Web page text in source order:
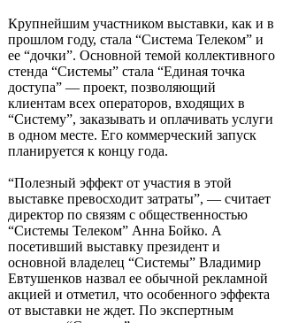
Крупнейшим участником выставки, как и в
прошлом году, стала “Система Телеком” и
ее “дочки”. Основной темой коллективного
стенда “Системы” стала “Единая точка
доступа” — проект, позволяющий
клиентам всех операторов, входящих в
“Систему”, заказывать и оплачивать услуги
в одном месте. Его коммерческий запуск
планируется к концу года.
“Полезный эффект от участия в этой
выставке превосходит затраты”, — считает
директор по связям с общественностью
“Системы Телеком” Анна Бойко. А
посетивший выставку президент и
основной владелец “Системы” Владимир
Евтушенков назвал ее обычной рекламной
акцией и отметил, что особенного эффекта
от выставки не ждет. По экспертным